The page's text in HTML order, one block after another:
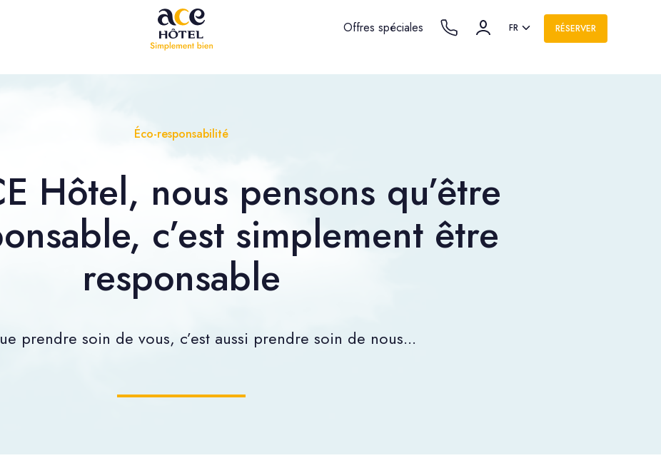
Offres spéciales FR RÉSERVER
Éco-responsabilité
Hôtel, nous pensons qu’être
c’est simplement être
responsable
prendre soin de vous, c’est aussi prendre soin de nous...